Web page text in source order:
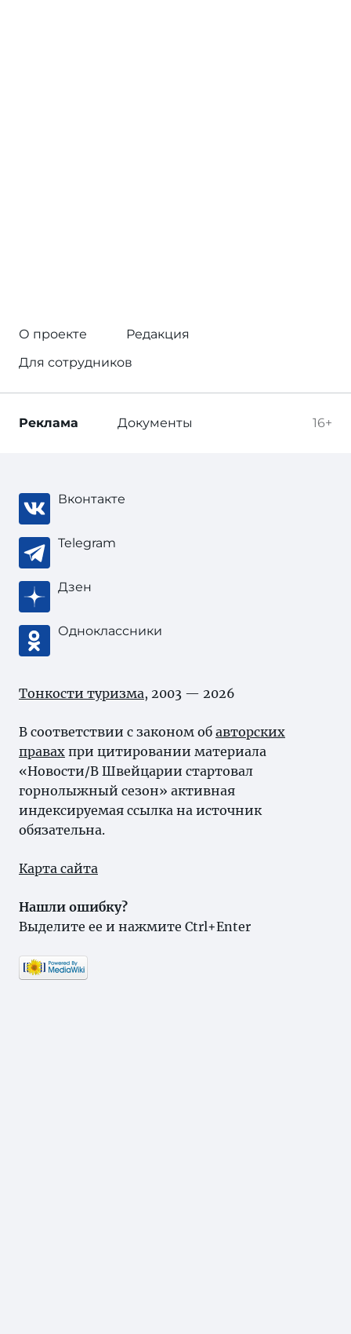
О проекте
Редакция
Для сотрудников
16+
Реклама Документы
Вконтакте
Telegram
Дзен
Одноклассники
Тонкости туризма, 2003 — 2026
В соответствии с законом об авторских
правах при цитировании материала
«Новости/В Швейцарии стартовал
горнолыжный сезон» активная
индексируемая ссылка на источник
обязательна.
Карта сайта
Нашли ошибку?
Выделите ее и нажмите Ctrl+Enter